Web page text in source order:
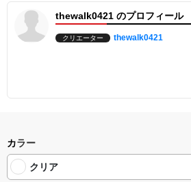
thewalk0421 のプロフィール
クリエーター thewalk0421
カラー
クリア